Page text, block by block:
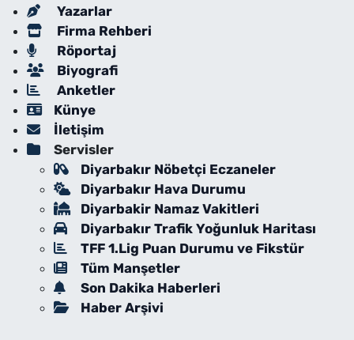
Yazarlar
Firma Rehberi
Röportaj
Biyografi
Anketler
Künye
İletişim
Servisler
Diyarbakır Nöbetçi Eczaneler
Diyarbakır Hava Durumu
Diyarbakir Namaz Vakitleri
Diyarbakır Trafik Yoğunluk Haritası
TFF 1.Lig Puan Durumu ve Fikstür
Tüm Manşetler
Son Dakika Haberleri
Haber Arşivi